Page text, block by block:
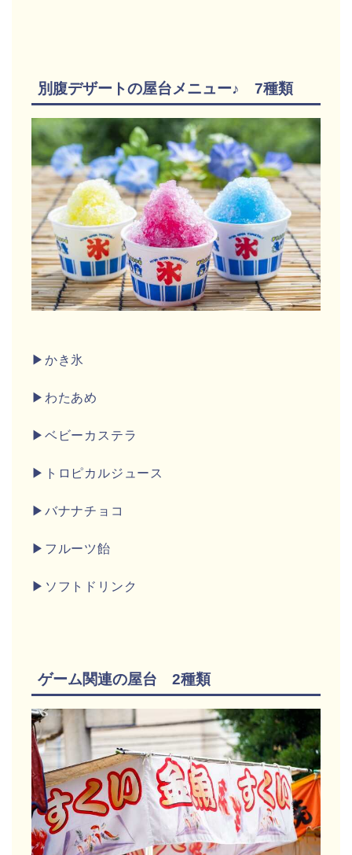
別腹デザートの屋台メニュー♪ 7種類
▶かき氷
▶わたあめ
▶ベビーカステラ
▶トロピカルジュース
▶バナナチョコ
▶フルーツ飴
▶ソフトドリンク
ゲーム関連の屋台 2種類